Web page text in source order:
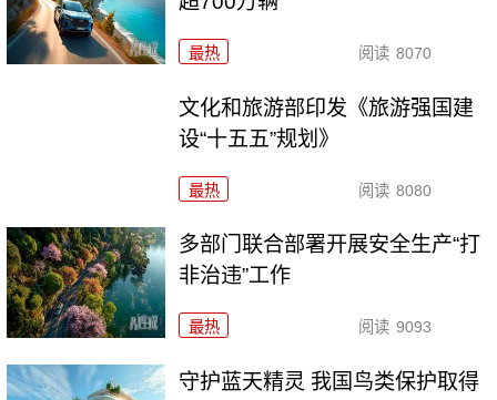
最热 阅读 8070
文化和旅游部印发《旅游强国建
设“十五五”规划》
最热 阅读 8080
多部门联合部署开展安全生产“打
非治违”工作
最热 阅读 9093
守护蓝天精灵 我国鸟类保护取得